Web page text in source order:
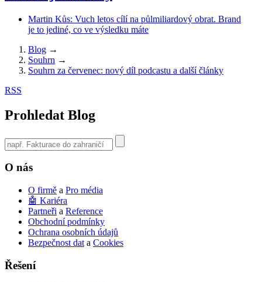
Martin Kůs: Vuch letos cílí na půlmiliardový obrat. Brand
je to jediné, co ve výsledku máte
Blog →
Souhrn →
Souhrn za červenec: nový díl podcastu a další články
RSS
Prohledat Blog
Use
the
O nás
O firmě a Pro média
🤖 Kariéra
Partneři a Reference
Obchodní podmínky
Ochrana osobních údajů
Bezpečnost dat a Cookies
Řešení